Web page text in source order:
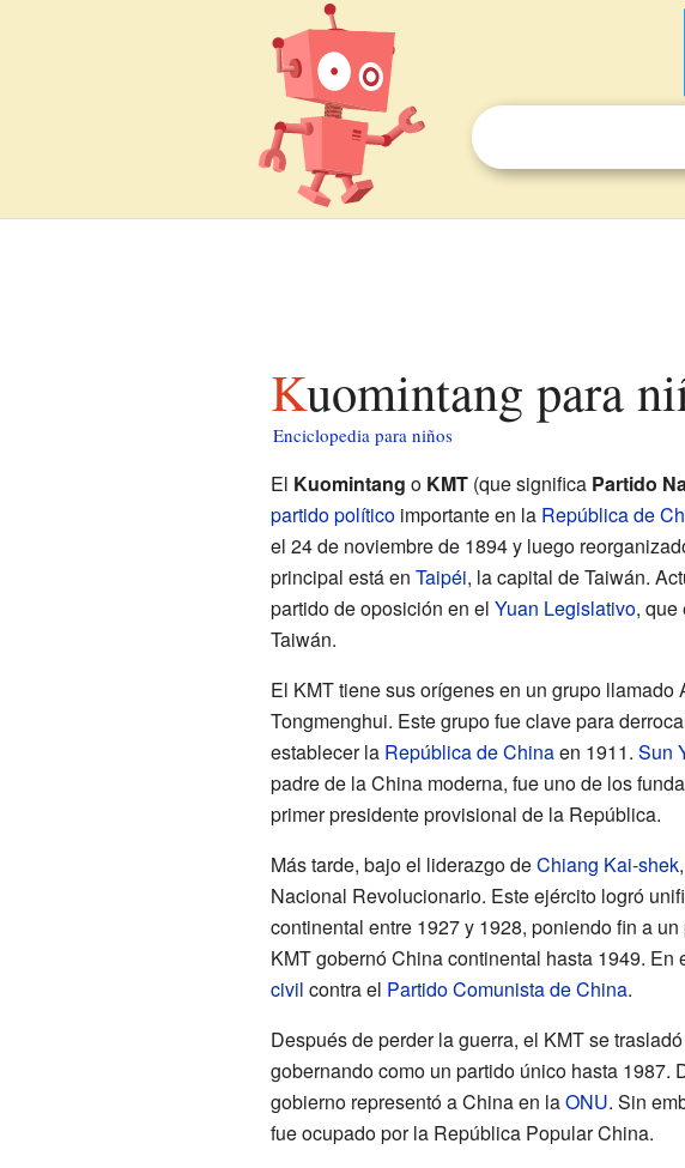
Kuomintang para
Enciclopedia para niños
El Kuomintang o KMT(que significa Partido
partido políticoimportante en la República de
el 24 de noviembre de 1894 y luego
principal está en Taipéi, la capital de Taiwán.
partido de oposición en el Yuan Legislativo, que
Taiwán.
El KMT tiene sus orígenes en un grupo
Tongmenghui. Este grupo fue clave para
establecer la República de Chinaen 1911. Sun
padre de la China moderna, fue uno de los
primer presidente provisional de la República.
Más tarde, bajo el liderazgo deChiang Kai-shek
Nacional Revolucionario. Este ejército logró
continental entre 1927 y 1928, poniendo fin a
KMT gobernó China continental hasta 1949. En
civil contra el Partido Comunista de China.
Después de perder la guerra, el KMT se
gobernando como un partido único hasta 1987.
gobierno representó a China en laONU. Sin
fue ocupado por la República Popular China.